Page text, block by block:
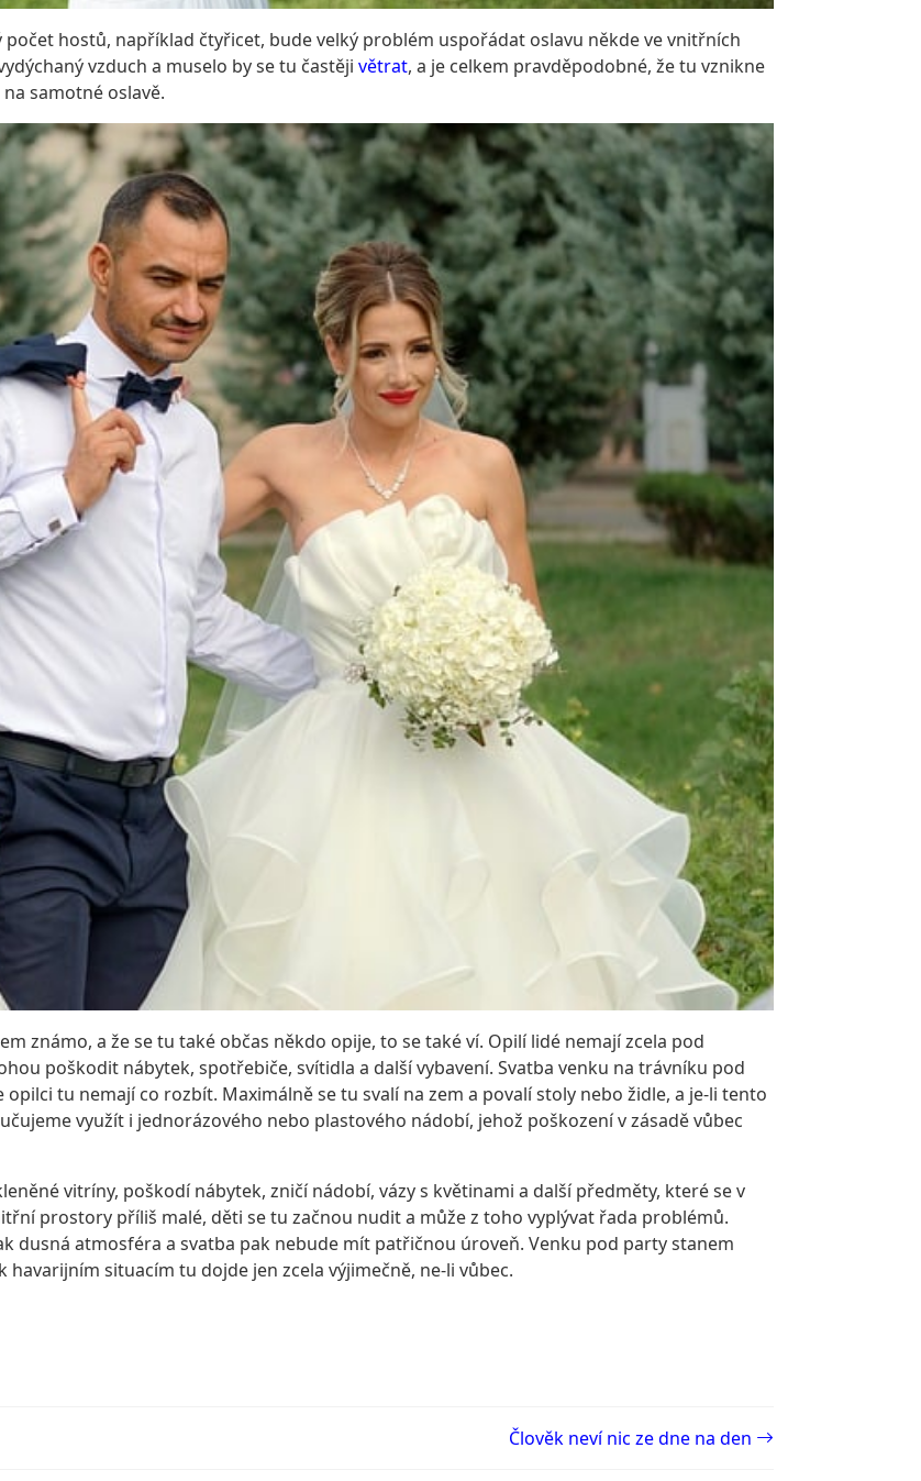
počet hostů, například čtyřicet, bude velký problém uspořádat oslavu někde ve vnitřních
vzduch a muselo by se tu častěji větrat, a je celkem pravděpodobné, že tu vznikne
samotné oslavě.
známo, a že se tu také občas někdo opije, to se také ví. Opilí lidé nemají zcela pod
poškodit nábytek, spotřebiče, svítidla a další vybavení. Svatba venku na trávníku pod
tu nemají co rozbít. Maximálně se tu svalí na zem a povalí stoly nebo židle, a je-li tento
využít i jednorázového nebo plastového nádobí, jehož poškození v zásadě vůbec
vitríny, poškodí nábytek, zničí nádobí, vázy s květinami a další předměty, které se v
prostory příliš malé, děti se tu začnou nudit a může z toho vyplývat řada problémů.
dusná atmosféra a svatba pak nebude mít patřičnou úroveň. Venku pod party stanem
situacím tu dojde jen zcela výjimečně, ne-li vůbec.
Člověk neví nic ze dne na den